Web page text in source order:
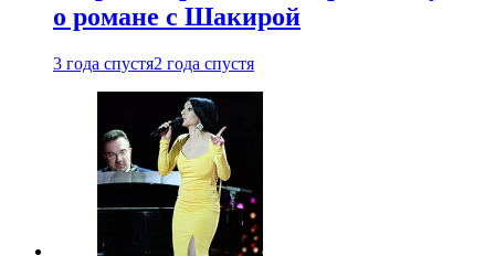
о романе с Шакирой
3 года спустя2 года спустя